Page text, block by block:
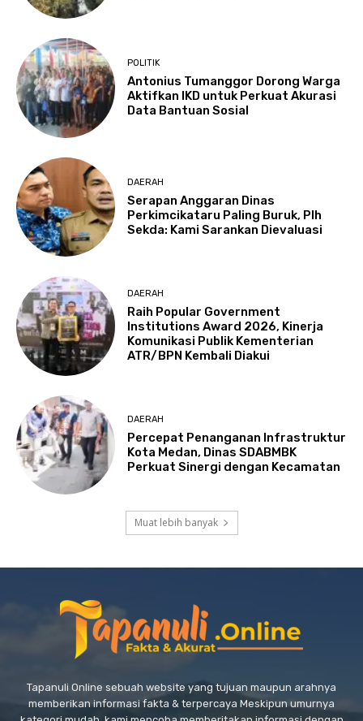
POLITIK
Antonius Tumanggor Dorong Warga
Aktifkan IKD untuk Perkuat Akurasi
Data Bantuan Sosial
DAERAH
Serapan Anggaran Dinas
Perkimcikataru Paling Buruk, Plh
Sekda: Kami Sarankan Dievaluasi
DAERAH
Raih Popular Government
Institutions Award 2026, Kinerja
Komunikasi Publik Kementerian
ATR/BPN Kembali Diakui
DAERAH
Percepat Penanganan Infrastruktur
Kota Medan, Dinas SDABMBK
Perkuat Sinergi dengan Kecamatan
Muat lebih banyak
Tapanuli Online sebuah website yang tujuan maupun arahnya
memberikan informasi fakta & terpercaya Meskipun umurnya